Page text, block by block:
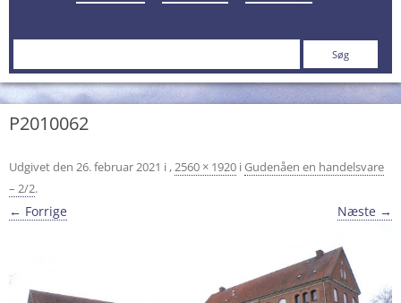
Søg
P2010062
Udgivet den 26. februar 2021 i ,2560 × 1920 iGudenåen en handelsvare
– 2/2.
← Forrige Næste →